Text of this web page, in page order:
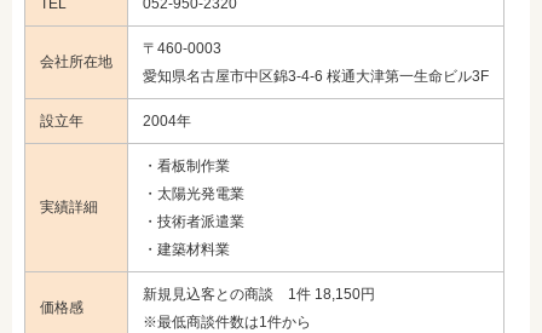
TEL 052-950-2320
会社所在地
〒460-0003
愛知県名古屋市中区錦3-4-6 桜通大津第一生命ビル3F
設立年 2004年
実績詳細
・看板制作業
・太陽光発電業
・技術者派遣業
・建築材料業
価格感
新規見込客との商談 1件 18,150円
※最低商談件数は1件から